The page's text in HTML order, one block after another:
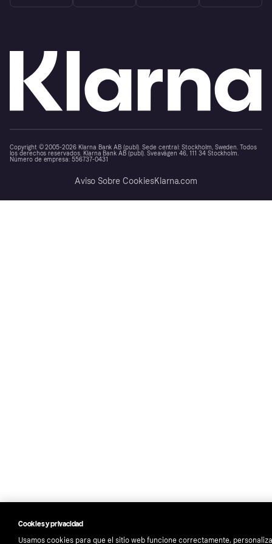
Copyright © 2005-2026 Klarna Bank AB (publ). Sede central: Stockholm, Sweden. Todos
los derechos reservados. Klarna Bank AB (publ). Sveavägen 46, 111 34 Stockholm.
Número de empresa: 556737-0431
Aviso Sobre CookiesKlarna.com
Cookies y privacidad
Usamos cookies para que el sitio web funcione correctamente,